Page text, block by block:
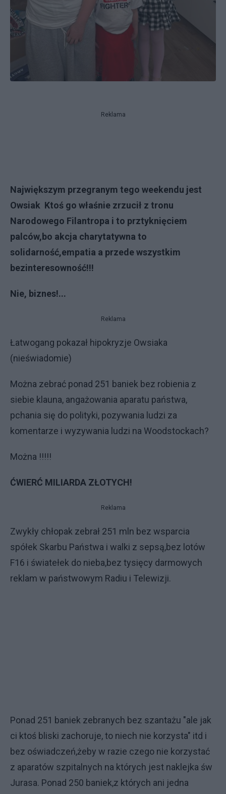
Reklama
Największym przegranym tego weekendu jest
Owsiak Ktoś go właśnie zrzucił z tronu
Narodowego Filantropa i to prztyknięciem
palców,bo akcja charytatywna to
solidarność,empatia a przede wszystkim
bezinteresowność!!!
Nie, biznes!...
Reklama
Łatwogang pokazał hipokryzje Owsiaka
(nieświadomie)
Można zebrać ponad 251 baniek bez robienia z
siebie klauna, angażowania aparatu państwa,
pchania się do polityki, pozywania ludzi za
komentarze i wyzywania ludzi na Woodstockach?
Można !!!!!
ĆWIERĆ MILIARDA ZŁOTYCH!
Reklama
Zwykły chłopak zebrał 251 mln bez wsparcia
spółek Skarbu Państwa i walki z sepsą,bez lotów
F16 i światełek do nieba,bez tysięcy darmowych
reklam w państwowym Radiu i Telewizji.
Ponad 251 baniek zebranych bez szantażu "ale jak
ci ktoś bliski zachoruje, to niech nie korzysta" itd i
bez oświadczeń,żeby w razie czego nie korzystać
z aparatów szpitalnych na których jest naklejka św
Jurasa. Ponad 250 baniek,z których ani jedna